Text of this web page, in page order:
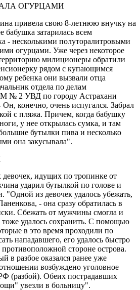
ОГУРЦАМИ
привела свою 8-летнюю внучку на
бабушка затарилась всем
- несколькими полуторалитровыми
огурцами. Уже через некоторое
милиционеры обратили
рядом с купающимся
ребенка они вызвали отца
отдела по делам
№ 2 УВД по городу Астрахани
конечно, очень испугался. Забрал
с пляжа. Причем, когда бабушку
у нее открылась сумка, и там
бутылки пива и несколько
она закусывала".
идущих по тропинке от
ударил бутылкой по голове и
"Одной из девочек удалось убежать,
- она сразу обратилась в
Сбежать от мужчины смогла и
тоже удалось сохранить. С помощью
в это время проходили по
нападавшего, его удалось быстро
стороне острова.
в разбое оказался ранее уже
возбуждено уголовное
(разбой). Обеих пострадавших
увезли в больницу".